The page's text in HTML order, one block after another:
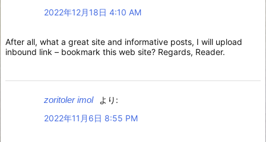
2022年12月18日 4:10 AM
After all, what a great site and informative posts, I will upload
inbound link – bookmark this web site? Regards, Reader.
zoritoler imol
より:
2022年11月6日 8:55 PM